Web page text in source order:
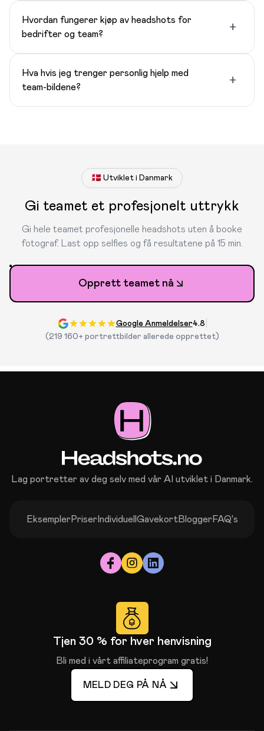
Hvordan fungerer kjøp av headshots for
bedrifter og team?
+
Hva hvis jeg trenger personlig hjelp med
team-bildene?
+
🇩🇰 Utviklet i Danmark
Gi teamet et profesjonelt uttrykk
Gi hele teamet profesjonelle headshots uten å booke
fotograf. Last opp selfies og få resultatene på 15 min.
Opprett teamet nå
Google Anmeldelser4.8
(219 160+ portrettbilder allerede opprettet)
Lag portretter av deg selv med vår AI utviklet i Danmark.
Eksempler Priser Individuell GavekortBlogger FAQ's
Tjen 30 % for hver henvisning
Bli med i vårt affiliateprogram gratis!
MELD DEG PÅ NÅ